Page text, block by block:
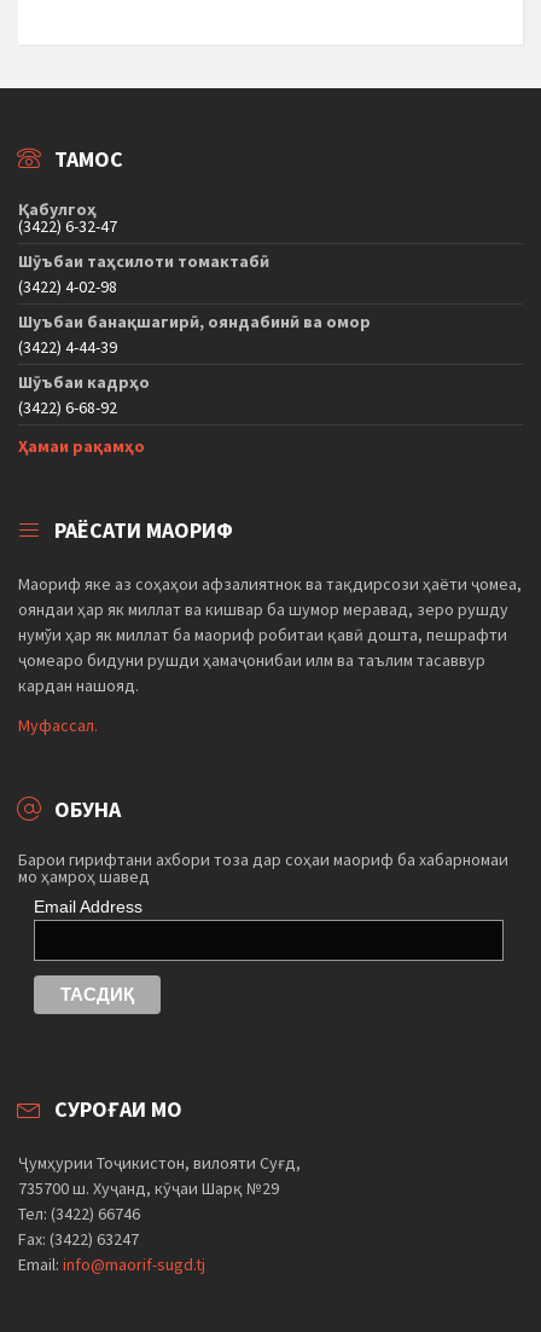
ТАМОС
Қабулгоҳ
(3422) 6-32-47
Шӯъбаи таҳсилоти томактабӣ
(3422) 4-02-98
Шуъбаи банақшагирӣ, ояндабинӣ ва омор
(3422) 4-44-39
Шӯъбаи кадрҳо
(3422) 6-68-92
Ҳамаи рақамҳо
РАЁСАТИ МАОРИФ
Маориф яке аз соҳаҳои афзалиятнок ва тақдирсози ҳаёти ҷомеа,
ояндаи ҳар як миллат ва кишвар ба шумор меравад, зеро рушду
нумўи ҳар як миллат ба маориф робитаи қавӣ дошта, пешрафти
ҷомеаро бидуни рушди ҳамаҷонибаи илм ва таълим тасаввур
кардан нашояд.
Муфассал.
ОБУНА
Барои гирифтани ахбори тоза дар соҳаи маориф ба хабарномаи
мо ҳамроҳ шавед
Email Address
СУРОҒАИ МО
Ҷумҳурии Тоҷикистон, вилояти Суғд,
735700 ш. Хуҷанд, кӯҷаи Шарқ №29
Тел: (3422) 66746
Fax: (3422) 63247
Email: info@maorif-sugd.tj